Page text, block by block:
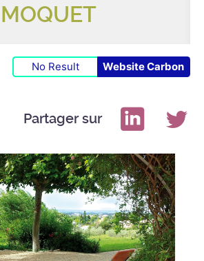
No Result Website Carbon
Partager sur